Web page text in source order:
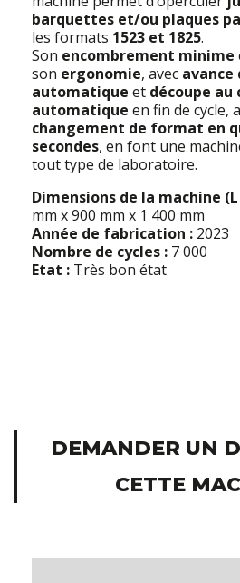
barquettes et/ou plaques
les formats 1523 et 1825.
Son encombrement minime
son ergonomie, avec avance
automatique et découpe au
automatique en fin de cycle,
changement de format en
secondes, en font une
tout type de laboratoire.
Dimensions de la machine (L
mm x 900 mm x 1 400 mm
Année de fabrication : 2023
Nombre de cycles : 7 000
Etat : Très bon état
DEMANDER UN
CETTE